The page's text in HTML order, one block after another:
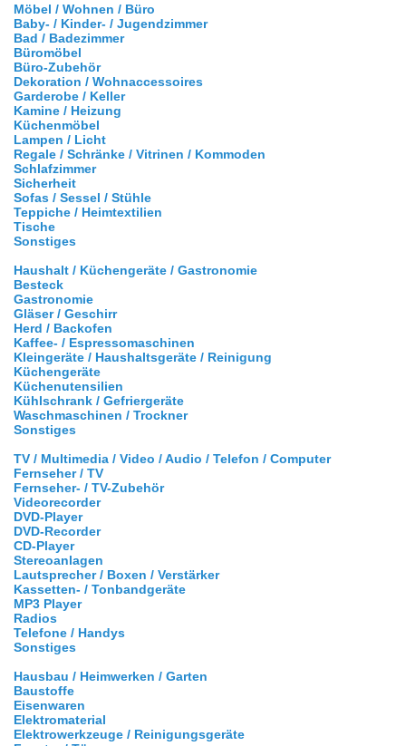
Möbel / Wohnen / Büro
Baby- / Kinder- / Jugendzimmer
Bad / Badezimmer
Büromöbel
Büro-Zubehör
Dekoration / Wohnaccessoires
Garderobe / Keller
Kamine / Heizung
Küchenmöbel
Lampen / Licht
Regale / Schränke / Vitrinen / Kommoden
Schlafzimmer
Sicherheit
Sofas / Sessel / Stühle
Teppiche / Heimtextilien
Tische
Sonstiges
Haushalt / Küchengeräte / Gastronomie
Besteck
Gastronomie
Gläser / Geschirr
Herd / Backofen
Kaffee- / Espressomaschinen
Kleingeräte / Haushaltsgeräte / Reinigung
Küchengeräte
Küchenutensilien
Kühlschrank / Gefriergeräte
Waschmaschinen / Trockner
Sonstiges
TV / Multimedia / Video / Audio / Telefon / Computer
Fernseher / TV
Fernseher- / TV-Zubehör
Videorecorder
DVD-Player
DVD-Recorder
CD-Player
Stereoanlagen
Lautsprecher / Boxen / Verstärker
Kassetten- / Tonbandgeräte
MP3 Player
Radios
Telefone / Handys
Sonstiges
Hausbau / Heimwerken / Garten
Baustoffe
Eisenwaren
Elektromaterial
Elektrowerkzeuge / Reinigungsgeräte